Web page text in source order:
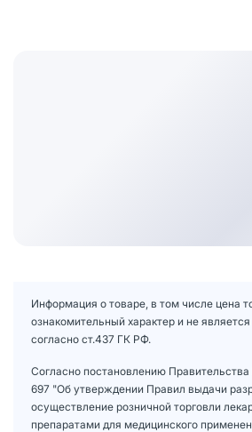
Информация о товаре, в том числе цена
ознакомительный характер и не
согласно ст.437 ГК РФ.
Согласно постановлению
697 "Об утверждении Правил выдачи
осуществление розничной торговли
препаратами для медицинского